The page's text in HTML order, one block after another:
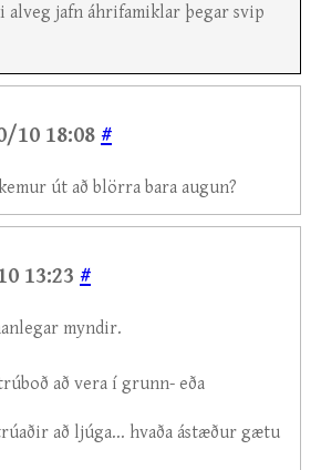
jafn áhrifamiklar þegar svip
10 18:08 #
út að blörra bara augun?
13:23 #
myndir.
að vera í grunn- eða
að ljúga... hvaða ástæður gætu